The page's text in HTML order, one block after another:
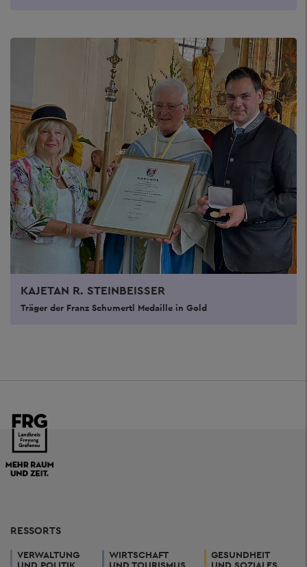
KAJETAN R. STEINBEISSER
Träger der Franz Schumertl Medaille in Gold
RESSORTS
VERWALTUNG
WIRTSCHAFT
GESUNDHEIT